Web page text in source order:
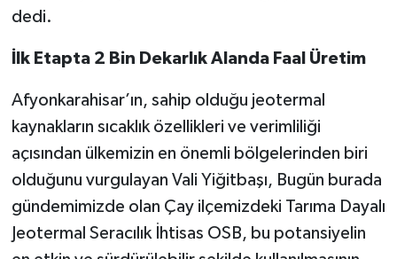
dedi.
İlk Etapta 2 Bin Dekarlık Alanda Faal Üretim
Afyonkarahisar’ın, sahip olduğu jeotermal
kaynakların sıcaklık özellikleri ve verimliliği
açısından ülkemizin en önemli bölgelerinden biri
olduğunu vurgulayan Vali Yiğitbaşı, Bugün burada
gündemimizde olan Çay ilçemizdeki Tarıma Dayalı
Jeotermal Seracılık İhtisas OSB, bu potansiyelin